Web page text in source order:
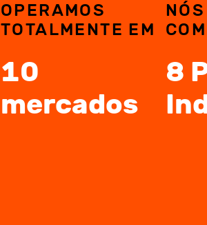
OPERAMOS
TOTALMENTE EM
10
mercados
NÓS
COM
8